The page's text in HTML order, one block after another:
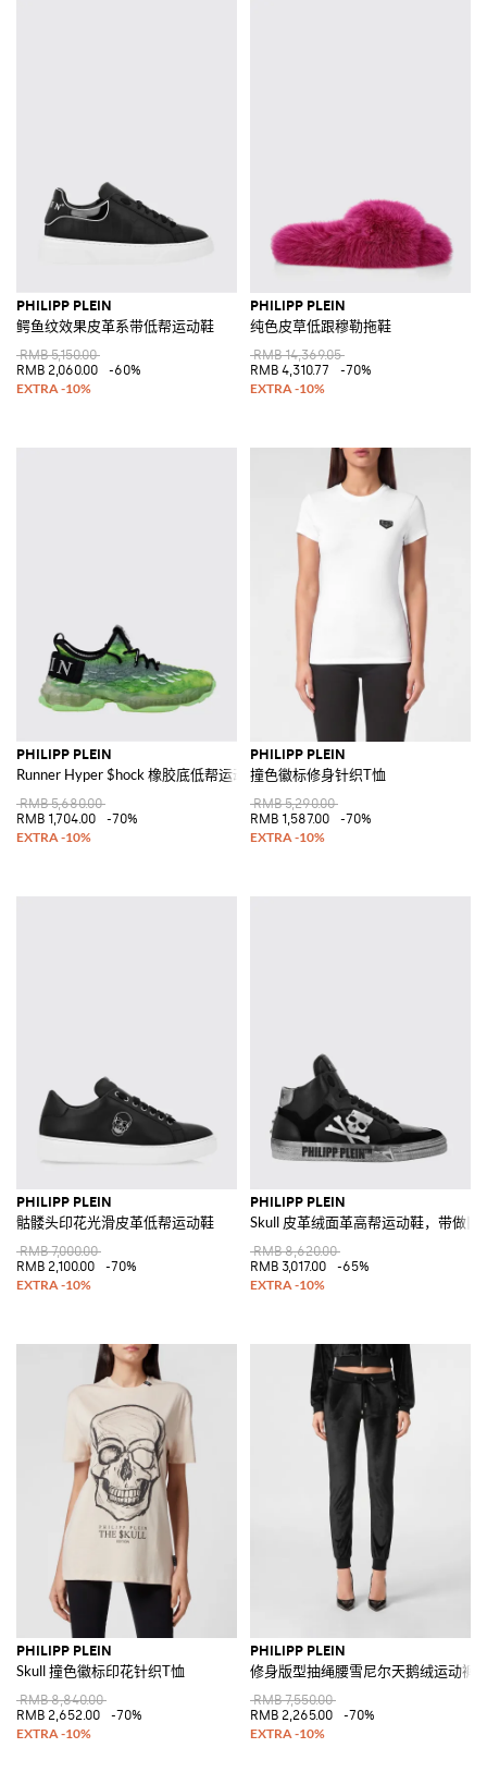
PHILIPP PLEIN
鳄鱼纹效果皮革系带低帮运动鞋
RMB 5,150.00
RMB 2,060.00
-60%
PHILIPP PLEIN
纯色皮草低跟穆勒拖鞋
RMB 14,369.05
RMB 4,310.77
-70%
PHILIPP PLEIN
Runner Hyper $hock 橡胶底低帮运动鞋
RMB 5,680.00
RMB 1,704.00
-70%
PHILIPP PLEIN
撞色徽标修身针织T恤
RMB 5,290.00
RMB 1,587.00
-70%
PHILIPP PLEIN
骷髅头印花光滑皮革低帮运动鞋
RMB 7,000.00
RMB 2,100.00
-70%
PHILIPP PLEIN
Skull 皮革绒面革高帮运动鞋，带做旧
RMB 8,620.00
RMB 3,017.00
-65%
PHILIPP PLEIN
Skull 撞色徽标印花针织T恤
RMB 8,840.00
RMB 2,652.00
-70%
PHILIPP PLEIN
修身版型抽绳腰雪尼尔天鹅绒运动裤
RMB 7,550.00
RMB 2,265.00
-70%